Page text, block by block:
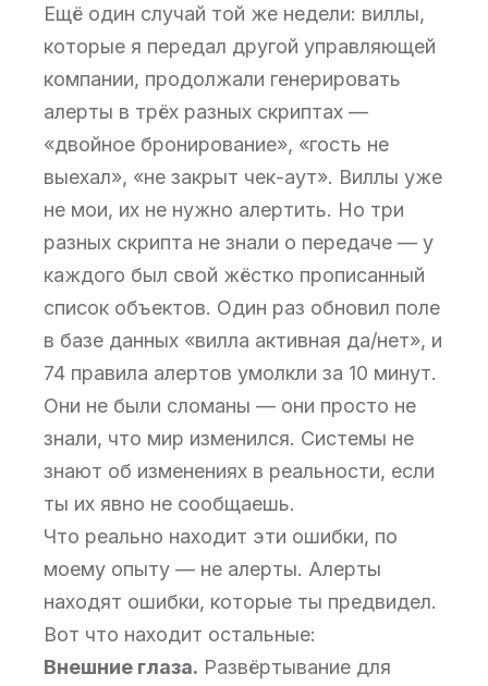
Ещё один случай той же недели: виллы,
которые я передал другой управляющей
компании, продолжали генерировать
алерты в трёх разных скриптах —
«двойное бронирование», «гость не
выехал», «не закрыт чек-аут». Виллы уже
не мои, их не нужно алертить. Но три
разных скрипта не знали о передаче — у
каждого был свой жёстко прописанный
список объектов. Один раз обновил поле
в базе данных «вилла активная да/нет», и
74 правила алертов умолкли за 10 минут.
Они не были сломаны — они просто не
знали, что мир изменился. Системы не
знают об изменениях в реальности, если
ты их явно не сообщаешь.
Что реально находит эти ошибки, по
моему опыту — не алерты. Алерты
находят ошибки, которые ты предвидел.
Вот что находит остальные:
Внешние глаза. Развёртывание для